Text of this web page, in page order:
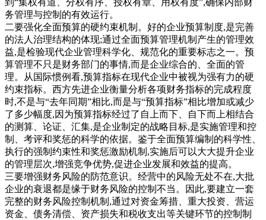
到“集权有道、分权有序、授权有章、用权有度”,确保内部财
务管理与控制的有效运行。
二要强化全面预算的硬约束机制。好的企业预算制度,是完善
的法人治理结构的体现;通过全面预算管理机制产生的管理效
益,是检验现代企业管理科学化、规范化的重要标志之一。预
算管理不只是财务部门的事情,而是企业综合的、全面的管
理。从国际惯例看,预算指标在现代企业中被视为强有力的硬
约束指标。西方先进企业衡量分析各项财务指标的完成程度
时,不是与“去年同期”相比,而是与“预算指标”相比增加或减少
了多少幅度,因为预算指标经过了自上而下、自下而上相结合
的测算、论证、汇集,是企业制定的战略目标,是实施管理和控
制、考评和奖惩的科学的依据。鉴于全面预算编制的科学性、
执行的强制约束性和奖惩激励机制,实施后可以大大提升企业
的管理层次,增强竞争优势,促进企业发展和效益的提高。
三要增强财务风险的防范意识。经营中的风险无处不在,大批
企业的衰退都是缘于财务风险的控制不当。因此,要建立一套
完整的财务风险控制机制,通过对资金筹措、重大投资、营运
资金、债务清偿、资产损失和税收支出等关键环节的控制制